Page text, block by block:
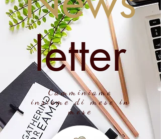
letter
Camminiamo
insieme di mese in
mese